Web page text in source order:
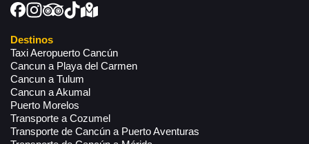
Destinos
Taxi Aeropuerto Cancún
Cancun a Playa del Carmen
Cancun a Tulum
Cancun a Akumal
Puerto Morelos
Transporte a Cozumel
Transporte de Cancún a Puerto Aventuras